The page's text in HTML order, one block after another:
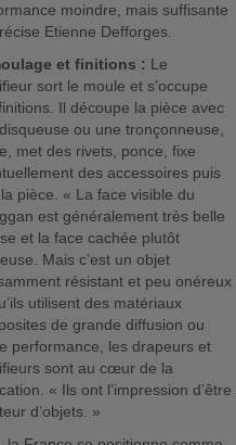
moindre, mais suffisante
Etienne Defforges.
et finitions : Le
sort le moule et s’occupe
Il découpe la pièce avec
ou une tronçonneuse,
met des rivets, ponce, fixe
des accessoires puis
pièce. « La face visible du
est généralement très belle
et la face cachée plutôt
Mais c’est un objet
résistant et peu onéreux
utilisent des matériaux
de grande diffusion ou
performance, les drapeurs et
sont au cœur de la
« Ils ont l’impression d’être
d’objets. »